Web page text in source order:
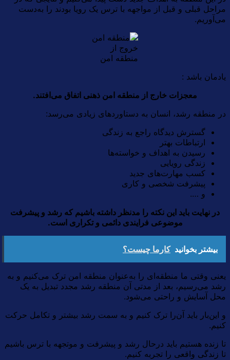
مراحل قبلی و قبل از مواجهه با ترس یک رویا بودند را به‌دست
می‌آوریم.
خروج از
منطقه امن
یادمان باشد :
معجزات خارج از منطقه امن ذهنی اتفاق می‌افتند.
در منطقه رشد، انسان به دستاوردهای زیادی می‌رسد:
گسترش دیدگاه راجع به زندگی
ارتباطات بهتر
رسیدن به اهداف و خواسته‌ها
زندگی رویایی
کسب مهارت‌های جدید
پیشرفت شخصی و کاری
و ….
در نهایت باید این نکته را مدنظر داشته باشیم که رشد و پیشرفت
موضوعی فرایندی دائمی و تکراری است.
بیشتر بخوانید کارما چیست؟
یعنی وقتی ما منطقه‌ای را به‌عنوان منطقه امن ترک می‌کنیم و به
رشد می‌رسیم، بعد از مدتی آن منطقه رشد مجدد تبدیل به یک
محل آسایش و راحتی می‌شود.
و این‌بار باید آن‌را ترک کنیم و به سمت رشد بیشتر و تکامل حرکت
کنیم.
تا زنده هستیم باید درحال رشد و پیشرفت و موتجهه با ترس باشیم
تا زندگی واقعی را تجربه کنیم.